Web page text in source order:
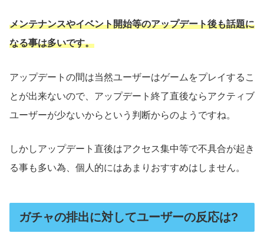
メンテナンスやイベント開始等のアップデート後も話題に
なる事は多いです。
アップデートの間は当然ユーザーはゲームをプレイするこ
とが出来ないので、アップデート終了直後ならアクティブ
ユーザーが少ないからという判断からのようですね。
しかしアップデート直後はアクセス集中等で不具合が起き
る事も多い為、個人的にはあまりおすすめはしません。
ガチャの排出に対してユーザーの反応は?